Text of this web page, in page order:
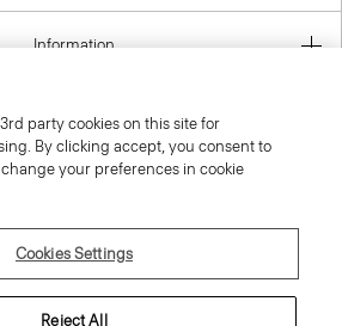
Information
France
© 2026 Theory
party cookies on this site for
By clicking accept, you consent to
your preferences in cookie
Cookies Settings
Reject All